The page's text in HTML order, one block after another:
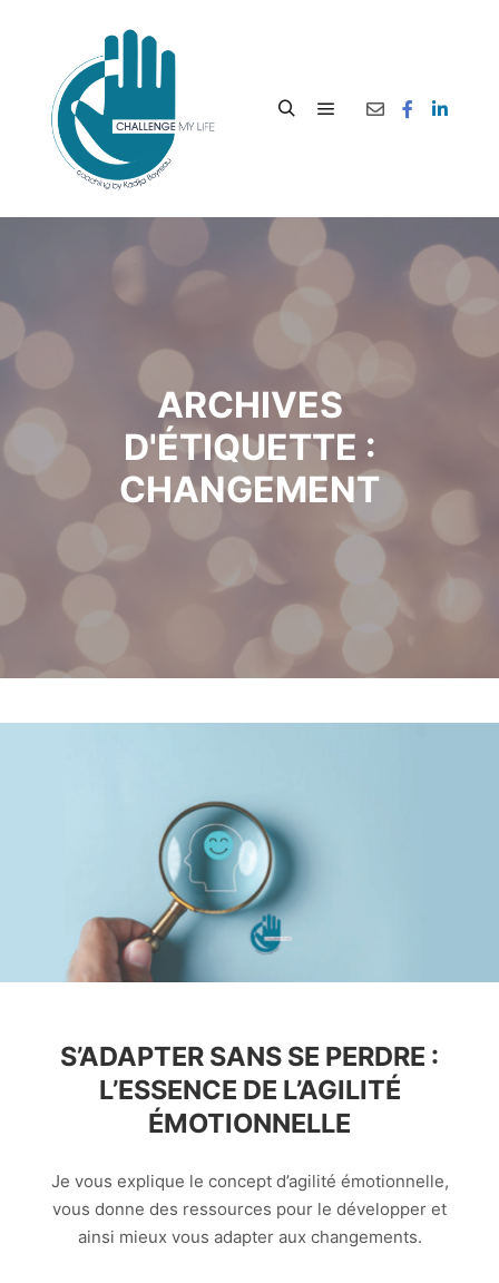
ARCHIVES
D'ÉTIQUETTE :
CHANGEMENT
S’ADAPTER SANS SE PERDRE :
L’ESSENCE DE L’AGILITÉ
ÉMOTIONNELLE
Je vous explique le concept d’agilité émotionnelle,
vous donne des ressources pour le développer et
ainsi mieux vous adapter aux changements.